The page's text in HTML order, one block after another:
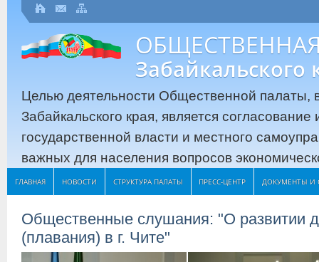
Забайкальского
Целью деятельности Общественной палаты,
Забайкальского края, является
государственной власти и местного
важных для населения вопросов
ГЛАВНАЯ НОВОСТИ СТРУКТУРА ПАЛАТЫ ПРЕСС-ЦЕНТР ДОКУМЕНТЫ И
Общественные слушания: "О развитии
(плавания) в г. Чите"